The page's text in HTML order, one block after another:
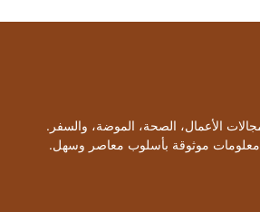
الأعمال، الصحة، الموضة، والسفر.
معلومات موثوقة بأسلوب معاصر وسهل.